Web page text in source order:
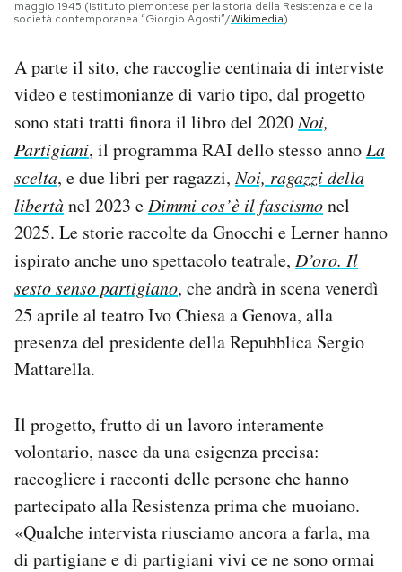
maggio 1945 (Istituto piemontese per la storia della Resistenza e della
società contemporanea “Giorgio Agosti”/Wikimedia)
A parte il sito, che raccoglie centinaia di interviste
video e testimonianze di vario tipo, dal progetto
sono stati tratti finora il libro del 2020Noi,
Partigiani, il programma RAI dello stesso anno La
scelta, e due libri per ragazzi,Noi, ragazzi della
libertànel 2023 e Dimmi cos’è il fascismonel
2025. Le storie raccolte da Gnocchi e Lerner hanno
ispirato anche uno spettacolo teatrale, D’oro. Il
sesto senso partigiano, che andrà in scena venerdì
25 aprile al teatro Ivo Chiesa a Genova, alla
presenza del presidente della Repubblica Sergio
Mattarella.
Il progetto, frutto di un lavoro interamente
volontario, nasce da una esigenza precisa:
raccogliere i racconti delle persone che hanno
partecipato alla Resistenza prima che muoiano.
«Qualche intervista riusciamo ancora a farla, ma
di partigiane e di partigiani vivi ce ne sono ormai